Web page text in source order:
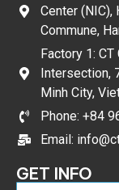
Center (NIC),
Commune,
Factory 1:
Intersection,
Minh City,
Phone: +84
Email:
GET INFO